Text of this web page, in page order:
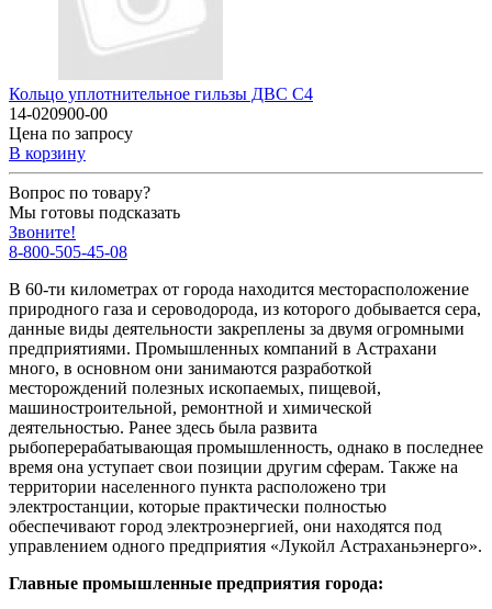
Кольцо уплотнительное гильзы ДВС C4
14-020900-00
Цена по запросу
В корзину
Вопрос по товару?
Мы готовы подсказать
Звоните!
8-800-505-45-08
В 60-ти километрах от города находится месторасположение
природного газа и сероводорода, из которого добывается сера,
данные виды деятельности закреплены за двумя огромными
предприятиями. Промышленных компаний в Астрахани
много, в основном они занимаются разработкой
месторождений полезных ископаемых, пищевой,
машиностроительной, ремонтной и химической
деятельностью. Ранее здесь была развита
рыбоперерабатывающая промышленность, однако в последнее
время она уступает свои позиции другим сферам. Также на
территории населенного пункта расположено три
электростанции, которые практически полностью
обеспечивают город электроэнергией, они находятся под
управлением одного предприятия «Лукойл Астраханьэнерго».
Главные промышленные предприятия города: